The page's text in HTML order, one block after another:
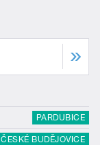
PARDUBICE
ČESKÉ BUDĚJOVICE